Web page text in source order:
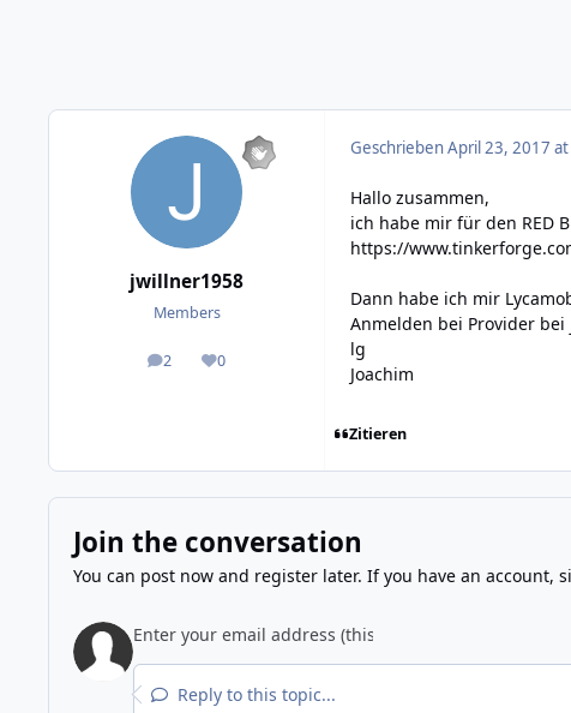
jwillner1958
Members
2
posts 0
Reputation
GeschriebenApril 23, 2017
Hallo zusammen,
ich habe mir für den RED
https://
Dann habe ich mir
Anmelden bei Provider
lg
Joachim
Zitieren
Join the conversation
You can post now and register later. If you have an account,
Reply to this topic...